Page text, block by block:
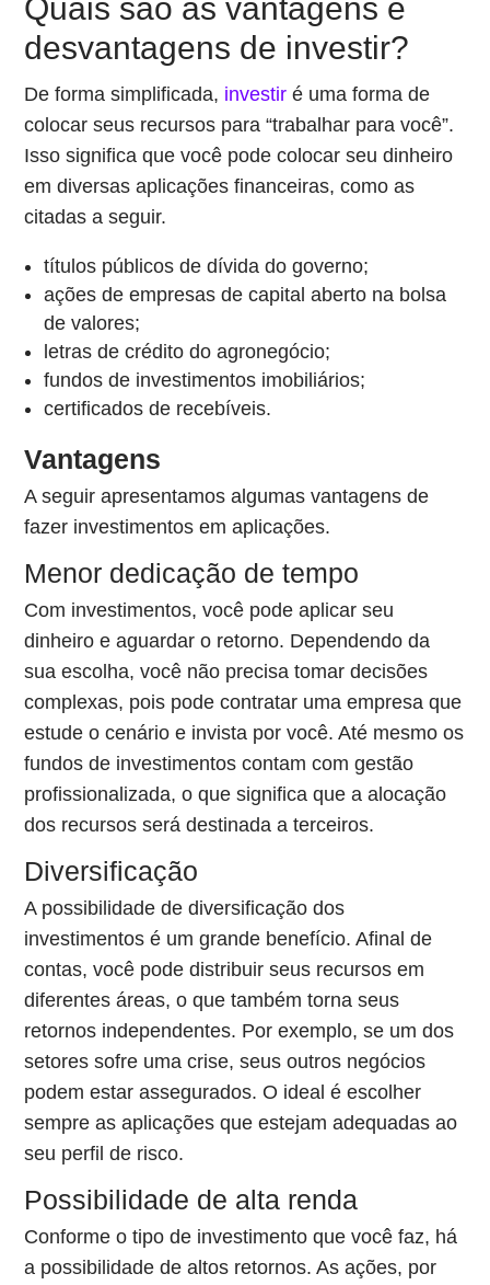
Quais são as vantagens e
desvantagens de investir?
De forma simplificada, investir é uma forma de
colocar seus recursos para “trabalhar para você”.
Isso significa que você pode colocar seu dinheiro
em diversas aplicações financeiras, como as
citadas a seguir.
títulos públicos de dívida do governo;
ações de empresas de capital aberto na bolsa
de valores;
letras de crédito do agronegócio;
fundos de investimentos imobiliários;
certificados de recebíveis.
Vantagens
A seguir apresentamos algumas vantagens de
fazer investimentos em aplicações.
Menor dedicação de tempo
Com investimentos, você pode aplicar seu
dinheiro e aguardar o retorno. Dependendo da
sua escolha, você não precisa tomar decisões
complexas, pois pode contratar uma empresa que
estude o cenário e invista por você. Até mesmo os
fundos de investimentos contam com gestão
profissionalizada, o que significa que a alocação
dos recursos será destinada a terceiros.
Diversificação
A possibilidade de diversificação dos
investimentos é um grande benefício. Afinal de
contas, você pode distribuir seus recursos em
diferentes áreas, o que também torna seus
retornos independentes. Por exemplo, se um dos
setores sofre uma crise, seus outros negócios
podem estar assegurados. O ideal é escolher
sempre as aplicações que estejam adequadas ao
seu perfil de risco.
Possibilidade de alta renda
Conforme o tipo de investimento que você faz, há
a possibilidade de altos retornos. As ações, por